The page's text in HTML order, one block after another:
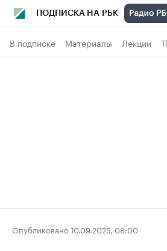
ПОДПИСКА НА РБК
В подписке Материалы Лекции
Опубликовано 10.09.2025, 08:00